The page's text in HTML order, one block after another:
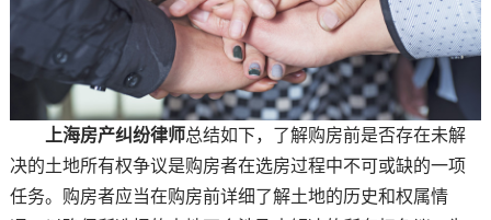
上海房产纠纷律师总结如下，了解购房前是否存在未解
决的土地所有权争议是购房者在选房过程中不可或缺的一项
任务。购房者应当在购房前详细了解土地的历史和权属情